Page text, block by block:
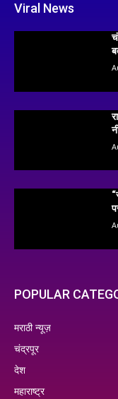
Viral News
POPULAR
मराठी न्यूज़
चंद्रपूर
देश
महाराष्ट्र